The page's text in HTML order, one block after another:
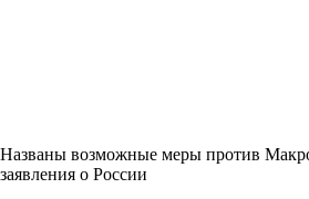
Названы возможные меры против
заявления о России